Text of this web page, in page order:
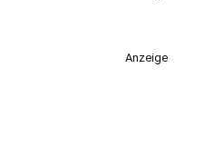
Anzeige